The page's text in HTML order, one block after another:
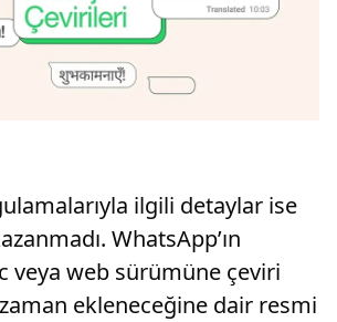
ilgili detaylar ise
WhatsApp’ın
veya web sürümüne çeviri
ekleneceğine dair resmi